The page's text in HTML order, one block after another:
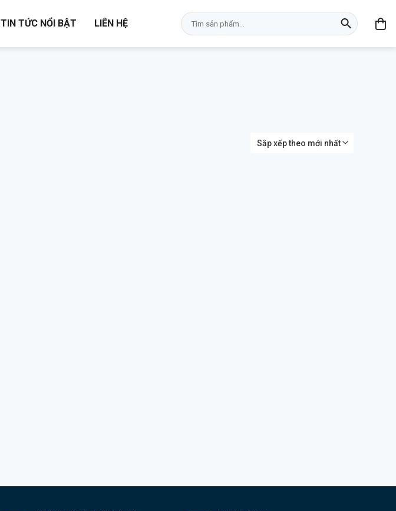
TIN TỨC NỔI BẬT LIÊN HỆ
Tìm
kiếm: